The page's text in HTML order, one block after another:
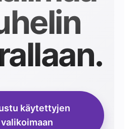
käytettyjen
valikoimaan